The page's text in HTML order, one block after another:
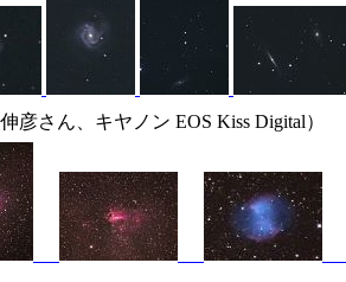
彦さん、キヤノン EOS Kiss Digital）